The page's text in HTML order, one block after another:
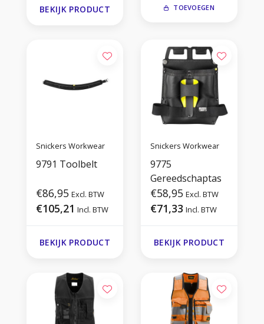
BEKIJK PRODUCT TOEVOEGEN
Snickers Workwear
9791 Toolbelt
€86,95 Excl. BTW
€105,21 Incl. BTW
BEKIJK PRODUCT
Snickers Workwear
9775
Gereedschaptas
€58,95 Excl. BTW
€71,33 Incl. BTW
BEKIJK PRODUCT